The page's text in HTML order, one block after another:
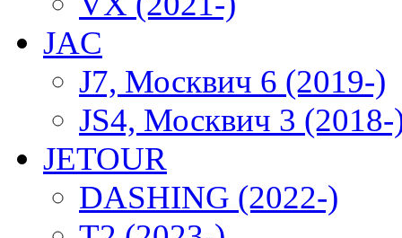
JAC
J7, Москвич 6 (2019-)
JS4, Москвич 3 (2018-
JETOUR
DASHING (2022-)